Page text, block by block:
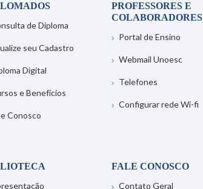
de Diploma
seu Cadastro
Digital
e Benefícios
Conosco
PROFESSORES E
COLABORADORES
Portal de Ensino
Webmail Unoesc
Telefones
Configurar rede Wi-fi
FALE CONOSCO
Contato Geral